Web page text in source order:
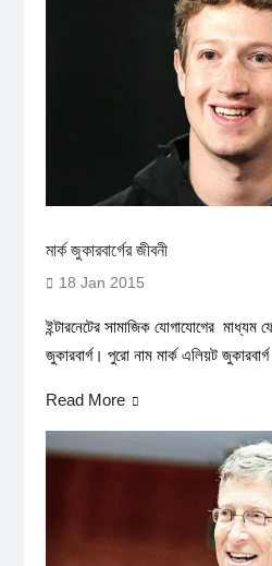
মার্ক জুকারবার্গের জীবনী
18 Jan 2015
ইন্টারনেটের সামাজিক যোগাযোগের মাধ্যম
জুকারবার্গ। পুরো নাম মার্ক এলিয়ট
Read More